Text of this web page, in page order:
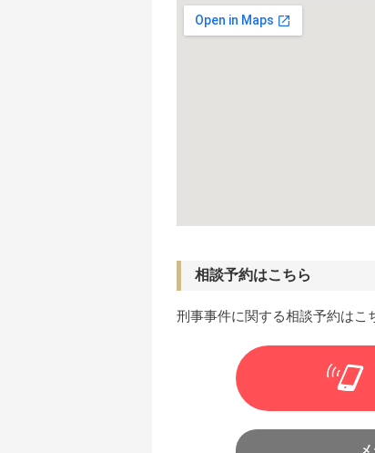
相談予約はこちら
刑事事件に関する相談予約はこ